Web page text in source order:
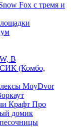
Fox с тремя и
В
(Комбо,
MoyDvor
Крафт Про
домик